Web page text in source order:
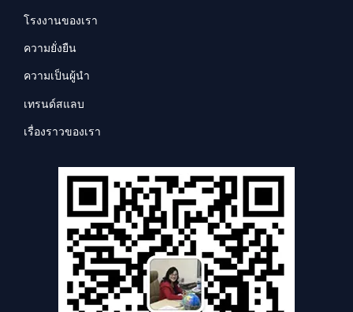
โรงงานของเรา
ความยั่งยืน
ความเป็นผู้นำ
เทรนด์สแลบ
เรื่องราวของเรา